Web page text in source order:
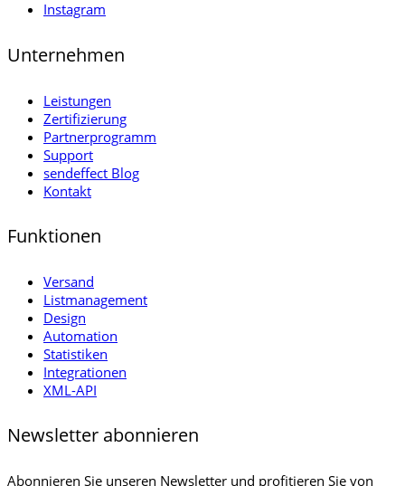
Instagram
Unternehmen
Leistungen
Zertifizierung
Partnerprogramm
Support
sendeffect Blog
Kontakt
Funktionen
Versand
Listmanagement
Design
Automation
Statistiken
Integrationen
XML-API
Newsletter abonnieren
Abonnieren Sie unseren Newsletter und profitieren Sie von